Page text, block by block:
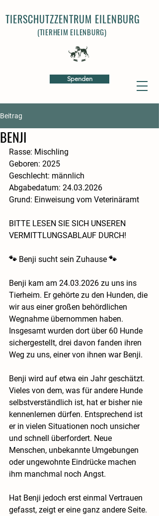
Spenden
TIERSCHUTZZENTRUM EILENBURG
(TIERHEIM EILENBURG)
Beitrag
BENJI
Rasse: Mischling​
Geboren: 2025
Geschlecht: männlich
​Abgabedatum: 24.03.2026
Grund: Einweisung vom Veterinäramt
BITTE LESEN SIE SICH UNSEREN
VERMITTLUNGSABLAUF DURCH!
🐾 Benji sucht sein Zuhause 🐾
Benji kam am 24.03.2026 zu uns ins
Tierheim. Er gehörte zu den Hunden, die
wir aus einer großen behördlichen
Wegnahme übernommen haben.
Insgesamt wurden dort über 60 Hunde
sichergestellt, drei davon fanden ihren
Weg zu uns, einer von ihnen war Benji.
Benji wird auf etwa ein Jahr geschätzt.
Vieles von dem, was für andere Hunde
selbstverständlich ist, hat er bisher nie
kennenlernen dürfen. Entsprechend ist
er in vielen Situationen noch unsicher
und schnell überfordert. Neue
Menschen, unbekannte Umgebungen
oder ungewohnte Eindrücke machen
ihm manchmal noch Angst.
Hat Benji jedoch erst einmal Vertrauen
gefasst, zeigt er eine ganz andere Seite.